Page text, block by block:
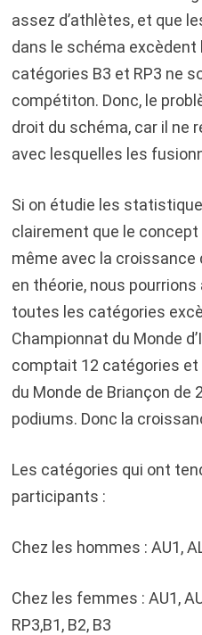
assez d’athlètes, et que
dans le schéma
catégories B3 et RP3 ne
compétiton. Donc, le
droit du schéma, car il ne
avec lesquelles les
Si on étudie les
clairement que le
même avec la croissance
en théorie, nous
toutes les catégories
Championnat du Monde
comptait 12 catégories et
du Monde de Briançon de
podiums. Donc la
Les catégories qui ont
participants :
Chez les hommes : AU1,
Chez les femmes : AU1,
RP3,B1, B2, B3